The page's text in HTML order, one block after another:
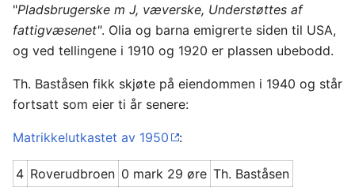
"Pladsbrugerske m J, væverske, Understøttes af
fattigvæsenet". Olia og barna emigrerte siden til USA,
og ved tellingene i 1910 og 1920 er plassen ubebodd.
Th. Baståsen fikk skjøte på eiendommen i 1940 og står
fortsatt som eier ti år senere:
Matrikkelutkastet av 1950 :
4 Roverudbroen 0 mark 29 øre Th. Baståsen